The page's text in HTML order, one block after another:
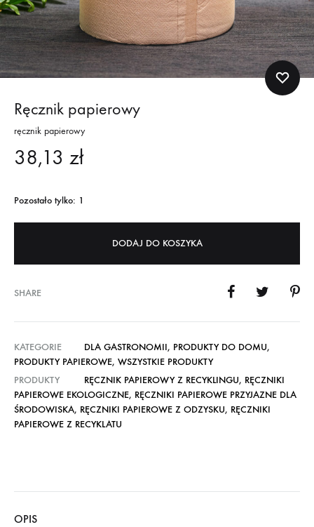
Ręcznik papierowy
ręcznik papierowy
38,13 zł
Pozostało tylko: 1
DODAJ DO KOSZYKA
SHARE
KATEGORIE DLA GASTRONOMII, PRODUKTY DO DOMU,
PRODUKTY PAPIEROWE, WSZYSTKIE PRODUKTY
PRODUKTY
RĘCZNIK PAPIEROWY Z RECYKLINGU, RĘCZNIKI
PAPIEROWE EKOLOGICZNE, RĘCZNIKI PAPIEROWE PRZYJAZNE DLA
ŚRODOWISKA, RĘCZNIKI PAPIEROWE Z ODZYSKU, RĘCZNIKI
PAPIEROWE Z RECYKLATU
OPIS